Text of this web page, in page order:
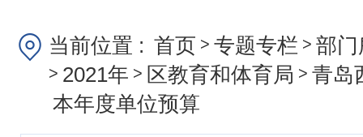
当前位置 : 首页 > 专题专栏 > 部
> 2021年 > 区教育和体育局 > 青岛
本年度单位预算